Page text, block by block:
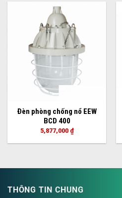
Đèn phòng chống nổ EEW
BCD 400
5,877,000 ₫
THÔNG TIN CHUNG